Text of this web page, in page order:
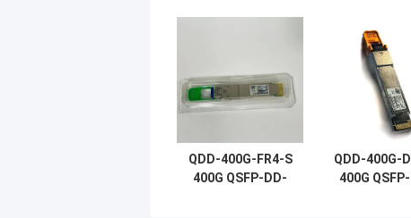
QDD-400G-FR4-S
400G QSFP-DD-
QDD-400G-
400G